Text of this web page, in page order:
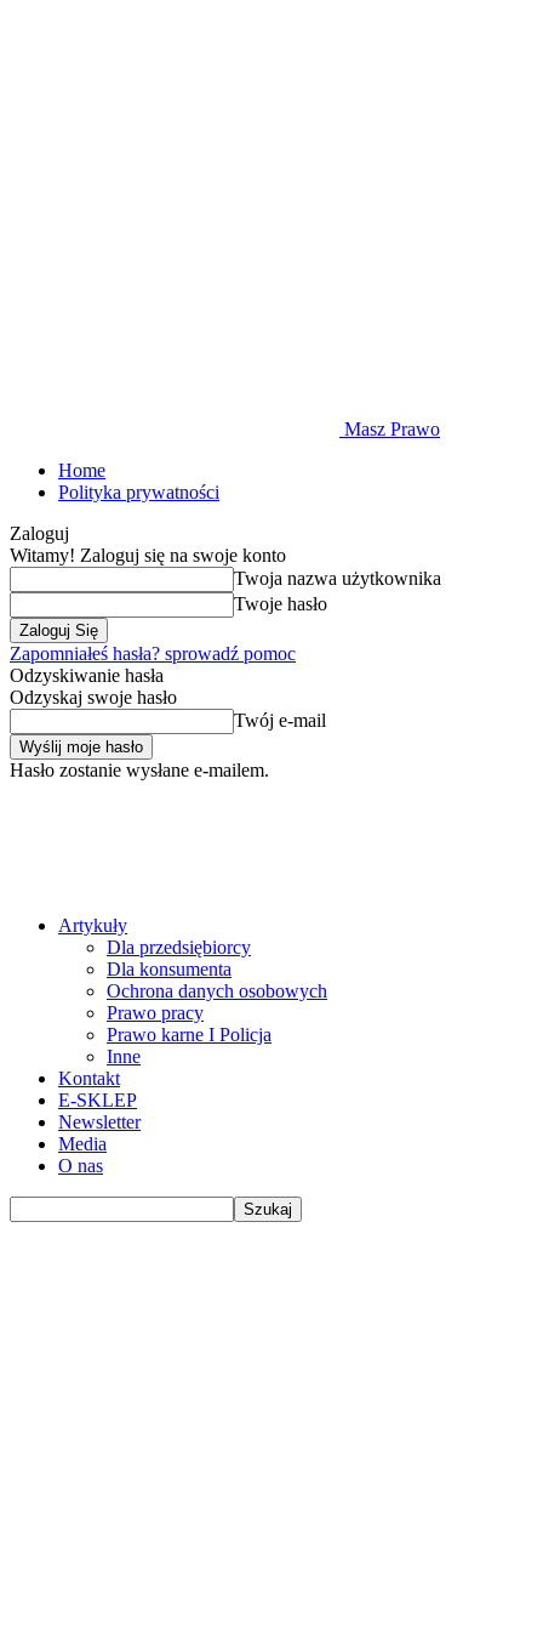
Masz Prawo
Home
Polityka prywatności
Zaloguj
Witamy! Zaloguj się na swoje konto
Twoja nazwa użytkownika
Twoje hasło
Zapomniałeś hasła? sprowadź pomoc
Odzyskiwanie hasła
Odzyskaj swoje hasło
Twój e-mail
Hasło zostanie wysłane e-mailem.
Artykuły
Dla przedsiębiorcy
Dla konsumenta
Ochrona danych osobowych
Prawo pracy
Prawo karne I Policja
Inne
Kontakt
E-SKLEP
Newsletter
Media
O nas